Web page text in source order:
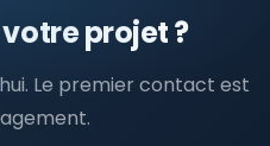
projet ?
Le premier contact est